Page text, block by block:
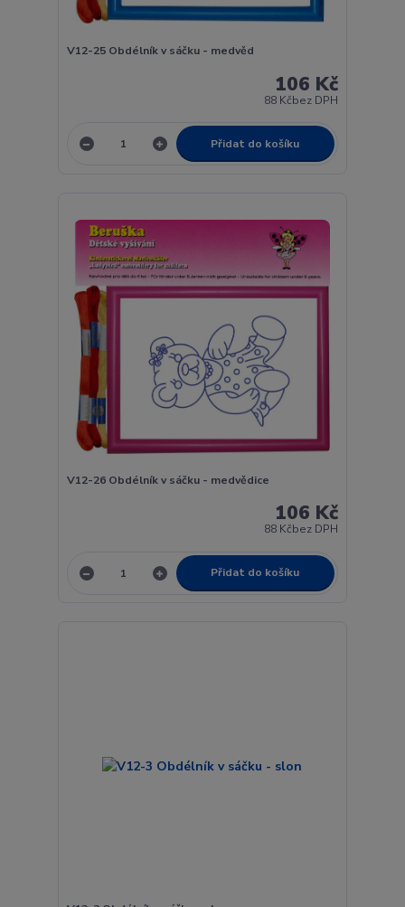
V12-25 Obdélník v sáčku - medvěd
106 Kč
88 Kčbez DPH
Přidat do košíku
V12-26 Obdélník v sáčku - medvědice
106 Kč
88 Kčbez DPH
Přidat do košíku